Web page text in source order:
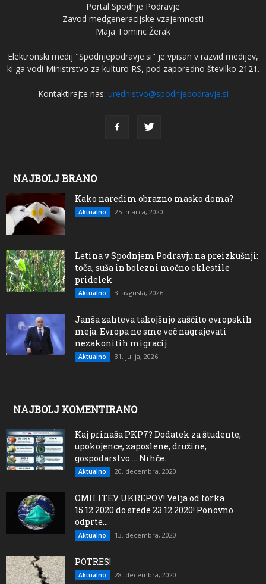
Portal Spodnje Podravje
Zavod medgeneracijske vzajemnosti
Maja Tominc Žerak
Elektronski medij "Spodnjepodravje.si" je vpisan v razvid medijev,
ki ga vodi Ministrstvo za kulturo RS, pod zaporedno številko 2121.
Kontaktirajte nas: urednistvo@spodnjepodravje.si
NAJBOLJ BRANO
Kako naredim obrazno masko doma?
Aktualno 25. marca, 2020
Letina v Spodnjem Podravju na preizkušnji:
toča, suša in bolezni močno oklestile
pridelek
Aktualno 3. avgusta, 2026
Janša zahteva takojšnjo zaščito evropskih
meja: Evropa ne sme več nagrajevati
nezakonitih migracij
Aktualno 31. julija, 2026
NAJBOLJ KOMENTIRANO
Kaj prinaša PKP7? Dodatek za študente,
upokojence, zaposlene, družine,
gospodarstvo…. Nihče...
Aktualno 20. decembra, 2020
OMILITEV UKREPOV! Velja od torka
15.12.2020 do srede 23.12.2020! Ponovno
odprte...
Aktualno 13. decembra, 2020
POTRES!
Aktualno 28. decembra, 2020